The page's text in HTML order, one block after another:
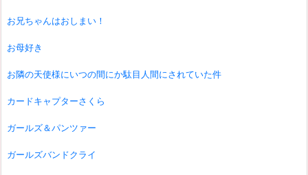
お兄ちゃんはおしまい！
お母好き
お隣の天使様にいつの間にか駄目人間にされていた件
カードキャプターさくら
ガールズ＆パンツァー
ガールズバンドクライ